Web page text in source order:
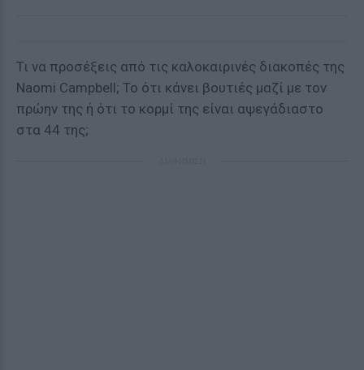
Τι να προσέξεις από τις καλοκαιρινές διακοπές της
Naomi Campbell; Το ότι κάνει βουτιές μαζί με τον
πρώην της ή ότι το κορμί της είναι αψεγάδιαστο
στα 44 της;